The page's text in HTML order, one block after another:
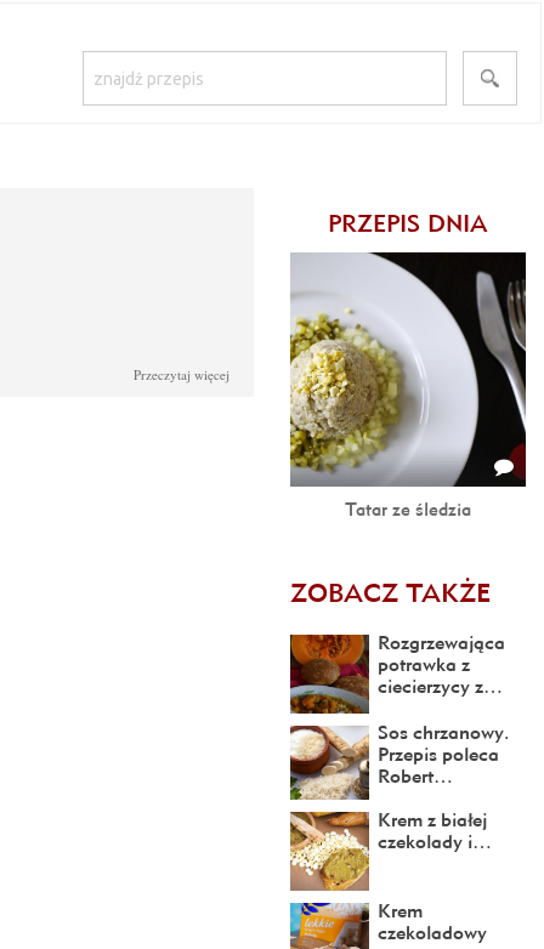
Przeczytaj więcej
PRZEPIS DNIA
Tatar ze śledzia
ZOBACZ TAKŻE
Rozgrzewająca
potrawka z
ciecierzycy z…
Sos chrzanowy.
Przepis poleca
Robert…
Krem z białej
czekolady i…
Krem
czekoladowy